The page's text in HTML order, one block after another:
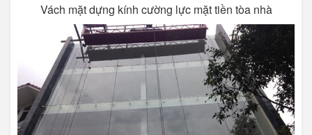
Vách mặt dựng kính cường lực mặt tiền tòa nhà